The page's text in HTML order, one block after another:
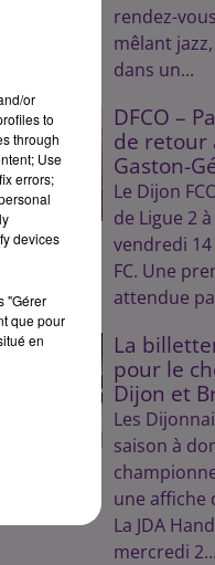
rendez-
mêlant
dans un...
DFCO –
de retour
Gaston-
Le Dijon
de Ligue 2
vendredi
FC. Une
attendue
La
pour le
Dijon et
Les
saison à
une affiche
La JDA
mercredi 2...
or
to
through
Use
errors;
devices
"Gérer
que pour
en